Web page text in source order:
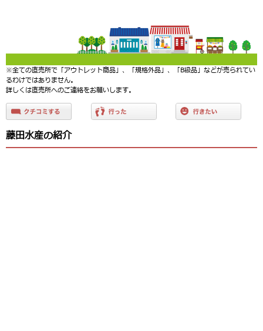
※全ての直売所で「アウトレット商品」、「規格外品」、「B級品」などが売られてい
るわけではありません。
詳しくは直売所へのご連絡をお願いします。
藤田水産の紹介